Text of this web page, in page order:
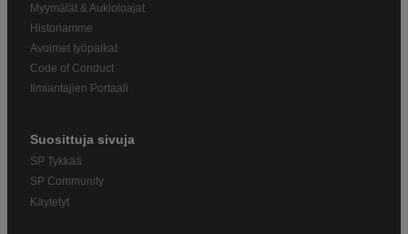
Myymälät & Aukioloajat
Historiamme
Avoimet työpaikat
Code of Conduct
Ilmiantajien Portaali
Suosittuja sivuja
SP Tykkää
SP Community
Käytetyt